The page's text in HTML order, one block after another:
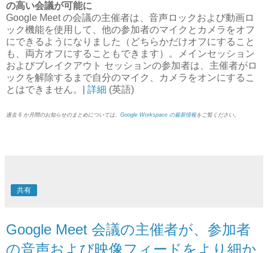
の高い会議が可能に
Google Meet の会議の主催者は、音声ロックおよび動画ロ
ック機能を使用して、他の参加者のマイクとカメラをオフ
にできるようになりました（どちらかだけオフにすること
も、両方オフにすることもできます）。メインセッション
およびブレイクアウト セッションの参加者は、主催者がロ
ックを解除するまで自分のマイク、カメラをオンにするこ
とはできません。| 詳細 (英語)
過去 6 か月間のお知らせのまとめについては、 Google Workspace の最新情報をご覧ください。
共有
Google Meet 会議の主催者が、参加者
の音声および映像フィードをより細か